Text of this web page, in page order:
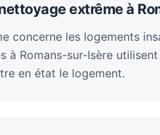
extrême à
concerne les logements
à Romans-sur-Isère
en état le logement.